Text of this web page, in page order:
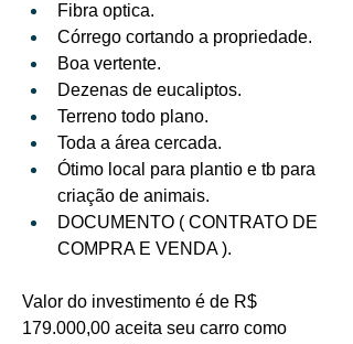
Fibra optica.
Córrego cortando a propriedade.
Boa vertente.
Dezenas de eucaliptos.
Terreno todo plano.
Toda a área cercada.
Ótimo local para plantio e tb para
criação de animais.
DOCUMENTO ( CONTRATO DE
COMPRA E VENDA ).
Valor do investimento é de R$
179.000,00 aceita seu carro como